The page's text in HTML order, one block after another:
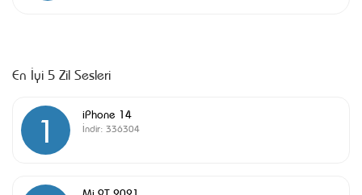
En İyi 5 Zil Sesleri
1 iPhone 14
İndir: 336304